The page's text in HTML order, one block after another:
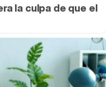
la culpa de que el